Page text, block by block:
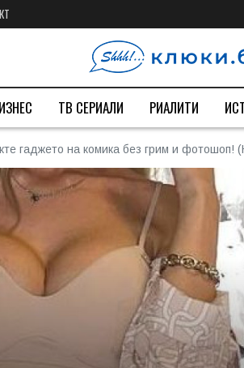
ТВ СЕРИАЛИ РИАЛИТИ
гаджето на комика без грим и фотошоп!